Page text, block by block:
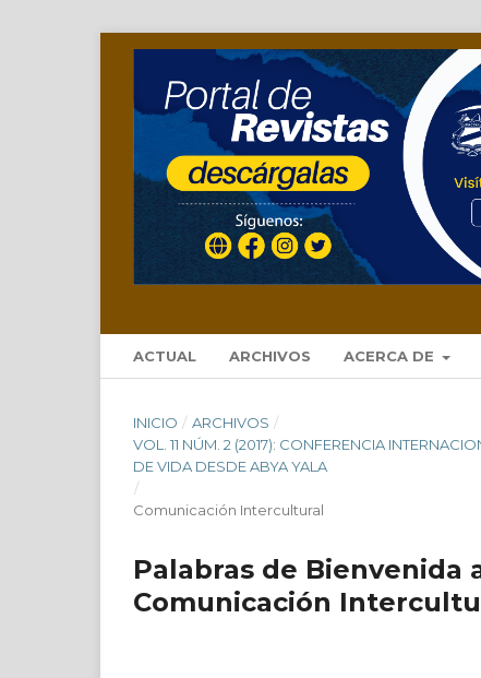
ACTUAL ARCHIVOS ACERCA DE
INICIO / ARCHIVOS /
VOL. 11 NÚM. 2 (2017): CONFERENCIA
DE VIDA DESDE ABYA YALA
/
Comunicación Intercultural
Palabras de Bienvenida
Comunicación